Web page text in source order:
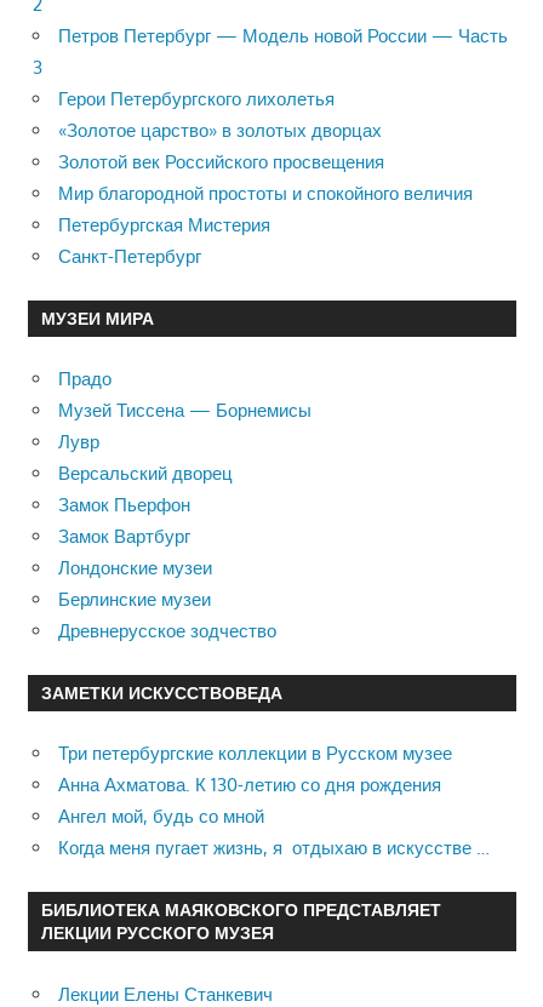
Петров Петербург — Модель новой России — Часть
3
Герои Петербургского лихолетья
«Золотое царство» в золотых дворцах
Золотой век Российского просвещения
Мир благородной простоты и спокойного величия
Петербургская Мистерия
Санкт-Петербург
МУЗЕИ МИРА
Прадо
Музей Тиссена — Борнемисы
Лувр
Версальский дворец
Замок Пьерфон
Замок Вартбург
Лондонские музеи
Берлинские музеи
Древнерусское зодчество
ЗАМЕТКИ ИСКУССТВОВЕДА
Три петербургские коллекции в Русском музее
Анна Ахматова. К 130-летию со дня рождения
Ангел мой, будь со мной
Когда меня пугает жизнь, я отдыхаю в искусстве …
БИБЛИОТЕКА МАЯКОВСКОГО ПРЕДСТАВЛЯЕТ
ЛЕКЦИИ РУССКОГО МУЗЕЯ
Лекции Елены Станкевич